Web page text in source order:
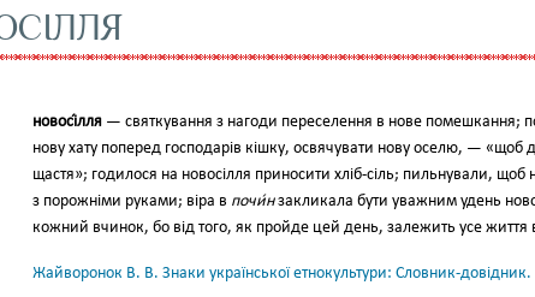
новосі́лля — святкування з наго­ди переселення в нове помешкан­ня;
нову хату поперед господарів кішку, освячувати нову оселю, — «щоб
щастя»; годилося на новосілля приносити хліб-сіль; пильнували, щоб
з порожніми руками; віра в почи́нзакликала бути уважним удень
кожний вчинок, бо від того, як пройде цей день, залежить усе жит­тя
Жайворонок В. В. Знаки української етнокультури: Словник-